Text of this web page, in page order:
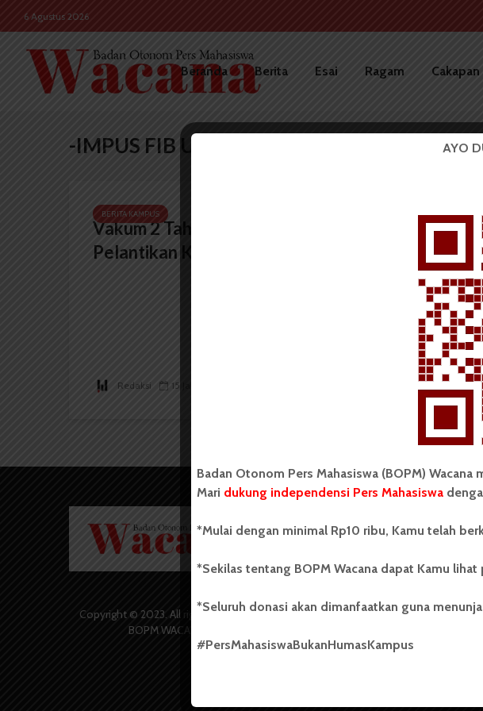
6 Agustus 2026
Beranda Berita Esai Ragam Cakapan
-IMPUS FIB USU
BERITA KAMPUS
Vakum 2 Tahun, IMPUS Adakan
Pelantikan Kembali
Redaksi 15 Januari 2018
Copyright © 2023. All rights reserved
BOPM WACANA.
Wacana merupakan pers
secara mandiri oleh mahasiswa
Universitas Sumatera Utara (USU).
salah satu Unit Kegiatan
dengan nama Pers Mahasiswa
USU yang berdiri pada 1 Juli 1995.
AYO
Badan Otonom Pers Mahasiswa (BOPM)
Mari dukung independensi Pers Mahasiswa
*Mulai dengan minimal Rp10 ribu, Kamu telah
*Sekilas tentang BOPM Wacana dapat Kamu lihat
*Seluruh donasi akan dimanfaatkan guna
#PersMahasiswaBukanHumasKampus